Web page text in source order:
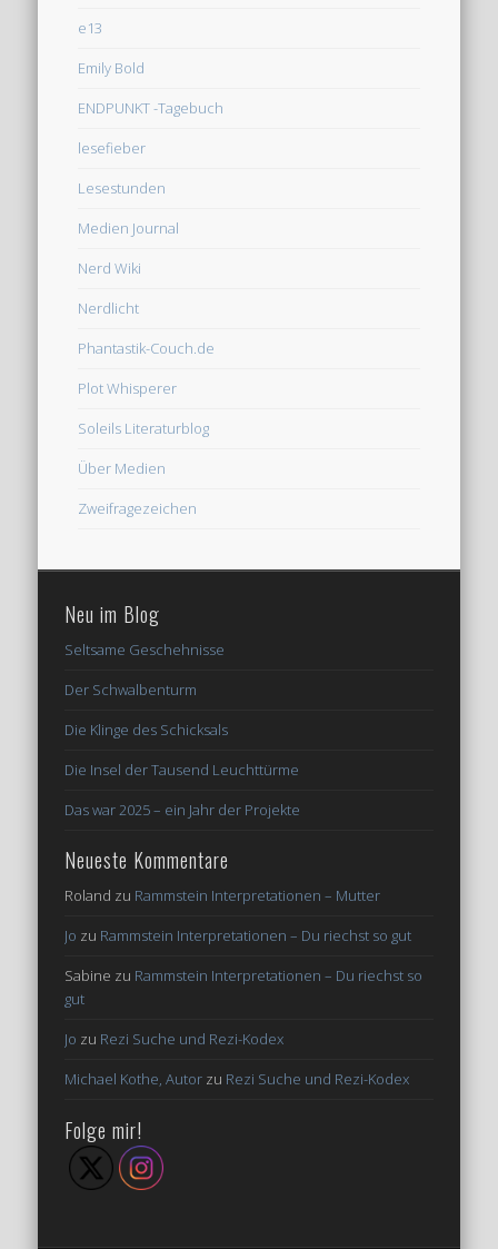
e13
Emily Bold
ENDPUNKT -Tagebuch
lesefieber
Lesestunden
Medien Journal
Nerd Wiki
Nerdlicht
Phantastik-Couch.de
Plot Whisperer
Soleils Literaturblog
Über Medien
Zweifragezeichen
Neu im Blog
Seltsame Geschehnisse
Der Schwalbenturm
Die Klinge des Schicksals
Die Insel der Tausend Leuchttürme
Das war 2025 – ein Jahr der Projekte
Neueste Kommentare
Roland zu Rammstein Interpretationen – Mutter
Jo zu Rammstein Interpretationen – Du riechst so gut
Sabine zu Rammstein Interpretationen – Du riechst so
gut
Jo zu Rezi Suche und Rezi-Kodex
Michael Kothe, Autor zu Rezi Suche und Rezi-Kodex
Folge mir!